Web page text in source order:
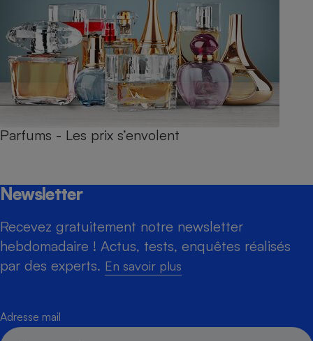
Parfums - Les prix s’envolent
Newsletter
Recevez gratuitement notre newsletter
hebdomadaire ! Actus, tests, enquêtes réalisés
par des experts. En savoir plus
Adresse mail